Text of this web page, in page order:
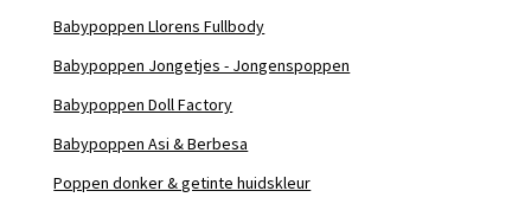
Babypoppen Llorens Fullbody
Babypoppen Jongetjes - Jongenspoppen
Babypoppen Doll Factory
Babypoppen Asi & Berbesa
Poppen donker & getinte huidskleur